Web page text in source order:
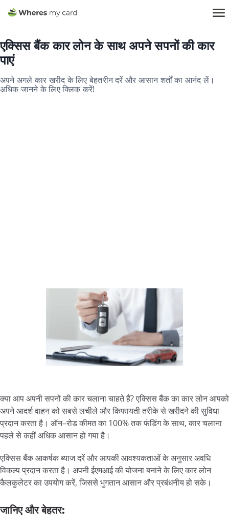
एक्सिस बैंक कार लोन के साथ अपने सपनों की कार
पाएं
अपने अगले कार खरीद के लिए बेहतरीन दरें और आसान शर्तों का आनंद लें।
अधिक जानने के लिए क्लिक करें!
क्याआपअपनीसपनोंकीकारचलानाचाहतेहैं?एक्सिसबैंककाकारलोनआपको
अपनेआदर्शवाहनकोसबसेलचीलेऔरकिफायतीतरीकेसेखरीदनेकीसुविधा
प्रदानकरताहै। ऑन–रोडकीमतका 100%तकफंडिंगकेसाथ, कारचलाना
पहलेसेकहींअधिकआसानहोगयाहै।
एक्सिसबैंकआकर्षकब्याजदरेंऔरआपकीआवश्यकताओंकेअनुसारअवधि
विकल्पप्रदानकरताहै। अपनीईएमआईकीयोजनाबनानेकेलिएकारलोन
कैलकुलेटरकाउपयोगकरें, जिससेभुगतानआसानऔरप्रबंधनीयहोसके।
जानिएऔरबेहतर: